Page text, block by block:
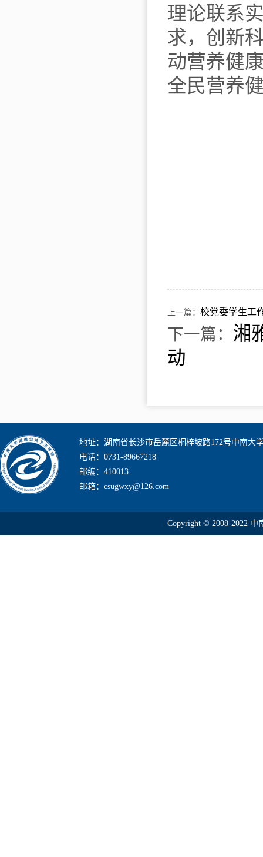
理论联系
求，创新
动营养健
全民营养
上一篇： 校党委学生工
下一篇： 湘
动
地址：湖南省长沙市岳麓区桐梓坡路172号中南大
电话：0731-89667218
邮编：410013
邮箱：csugwxy@126.com
Copyright © 2008-2022 中